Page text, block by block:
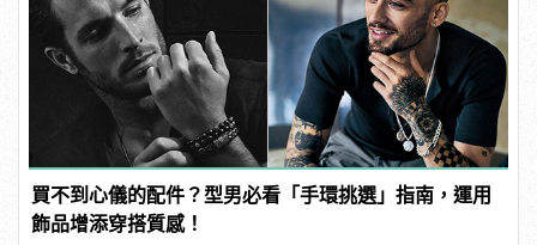
買不到心儀的配件？型男必看「手環挑選」指南，運用
飾品增添穿搭質感！